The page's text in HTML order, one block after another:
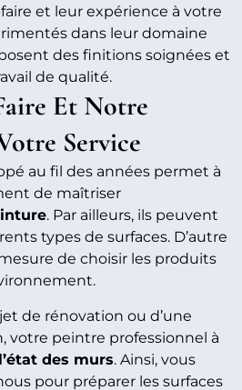
et leur expérience à votre
dans leur domaine
des finitions soignées et
de qualité.
Et Notre
Service
au fil des années permet à
de maîtriser
. Par ailleurs, ils peuvent
types de surfaces. D’autre
de choisir les produits
de rénovation ou d’une
votre peintre professionnel à
des murs. Ainsi, vous
pour préparer les surfaces